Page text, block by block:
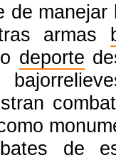
de manejar
armas
deporte
de